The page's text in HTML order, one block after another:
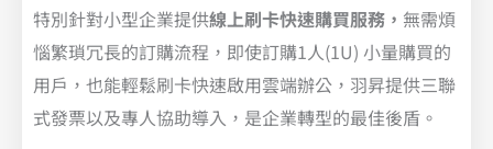
特別針對小型企業提供線上刷卡快速購買服務， 無需煩
惱繁瑣冗長的訂購流程，即使訂購1人(1U) 小量購買的
用戶，也能輕鬆刷卡快速啟用雲端辦公，羽昇提供三聯
式發票以及專人協助導入，是企業轉型的最佳後盾。